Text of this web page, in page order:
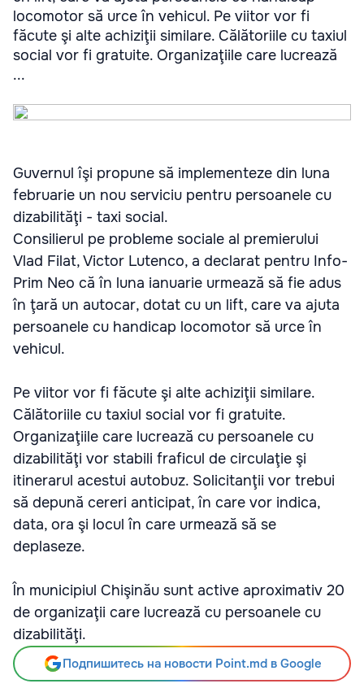
locomotor să urce în vehicul. Pe viitor vor fi
făcute şi alte achiziţii similare. Călătoriile cu taxiul
social vor fi gratuite. Organizaţiile care lucrează
...
Guvernul îşi propune să implementeze din luna
februarie un nou serviciu pentru persoanele cu
dizabilităţi - taxi social.
Consilierul pe probleme sociale al premierului
Vlad Filat, Victor Lutenco, a declarat pentru Info-
Prim Neo că în luna ianuarie urmează să fie adus
în ţară un autocar, dotat cu un lift, care va ajuta
persoanele cu handicap locomotor să urce în
vehicul.
Pe viitor vor fi făcute şi alte achiziţii similare.
Călătoriile cu taxiul social vor fi gratuite.
Organizaţiile care lucrează cu persoanele cu
dizabilităţi vor stabili fraficul de circulaţie şi
itinerarul acestui autobuz. Solicitanţii vor trebui
să depună cereri anticipat, în care vor indica,
data, ora şi locul în care urmează să se
deplaseze.
În municipiul Chişinău sunt active aproximativ 20
de organizaţii care lucrează cu persoanele cu
dizabilităţi.
Подпишитесь на новости Point.md в Google